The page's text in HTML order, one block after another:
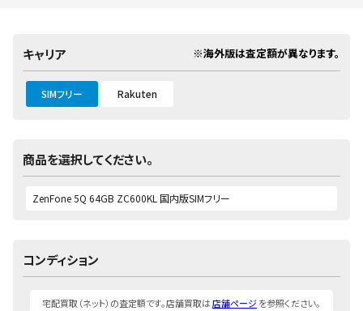
キャリア ※海外版は査定額が異なります。
SIMフリー Rakuten
商品を選択してください。
コンディション
宅配買取（ネット）の査定額です。店舗買取は店舗ページを参照ください。